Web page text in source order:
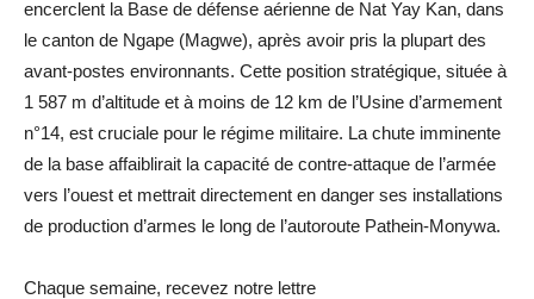
encerclent la Base de défense aérienne de Nat Yay Kan, dans
le canton de Ngape (Magwe), après avoir pris la plupart des
avant-postes environnants. Cette position stratégique, située à
1 587 m d’altitude et à moins de 12 km de l’Usine d’armement
n°14, est cruciale pour le régime militaire. La chute imminente
de la base affaiblirait la capacité de contre-attaque de l’armée
vers l’ouest et mettrait directement en danger ses installations
de production d’armes le long de l’autoroute Pathein-Monywa.
Chaque semaine, recevez notre lettre